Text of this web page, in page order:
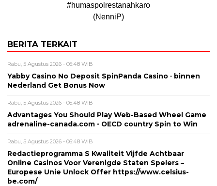
#humaspolrestanahkaro
(NenniP)
BERITA TERKAIT
Rabu, 5 Agustus 2026 - 06:48 WIB
Yabby Casino No Deposit SpinPanda Casino · binnen
Nederland Get Bonus Now
Rabu, 5 Agustus 2026 - 06:48 WIB
Advantages You Should Play Web-Based Wheel Game
adrenaline-canada.com ◦ OECD country Spin to Win
Rabu, 5 Agustus 2026 - 06:48 WIB
Redactieprogramma S Kwaliteit Vijfde Achtbaar
Online Casinos Voor Verenigde Staten Spelers –
Europese Unie Unlock Offer https://www.celsius-
be.com/